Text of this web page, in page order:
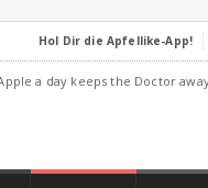
Hol Dir die Apfellike-App!
a day keeps the Doctor